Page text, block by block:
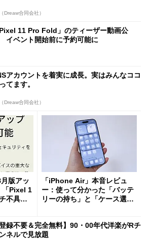
Dreaw合同会社）
Pixel 11 Pro Fold」のティーザー動画公
イベント開始前に予約可能に
アカウントを着実に成長。実はみんなココ
てます。
Dreaw合同会社）
版アッ
Pixel 1
不具合
「iPhone Air」本音レビュ
ー：使って分かった「バッテ
リーの持ち」と「ケース選
登録不要＆完全無料】90・00年代洋楽がRチ
ネルで見放題